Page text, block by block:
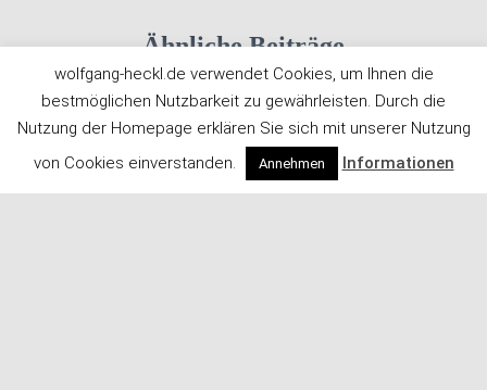
Ähnliche Beiträge
wolfgang-heckl.de verwendet Cookies, um Ihnen die
bestmöglichen Nutzbarkeit zu gewährleisten. Durch die
Nutzung der Homepage erklären Sie sich mit unserer Nutzung
von Cookies einverstanden.
Annehmen Informationen